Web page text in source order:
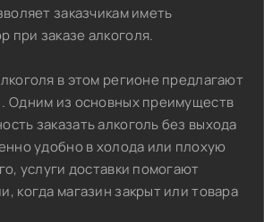
заказчикам иметь
при заказе алкоголя.
в этом регионе предлагают
Одним из основных преимуществ
заказать алкоголь без выхода
удобно в холода или плохую
услуги доставки помогают
когда магазин закрыт или товара